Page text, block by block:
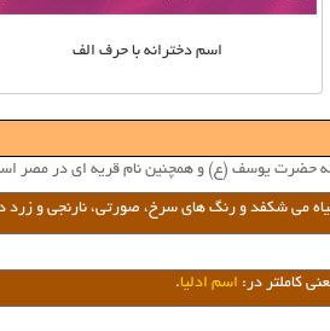
اسم دخترانه با حرف الف
حضرت یوسف (ع) و همچنین نام قریه ای در مصر
شکفد و رنگ های سرخ، صورتی، نارنجی و زرد
کاملتر در: اسم ادلیا.